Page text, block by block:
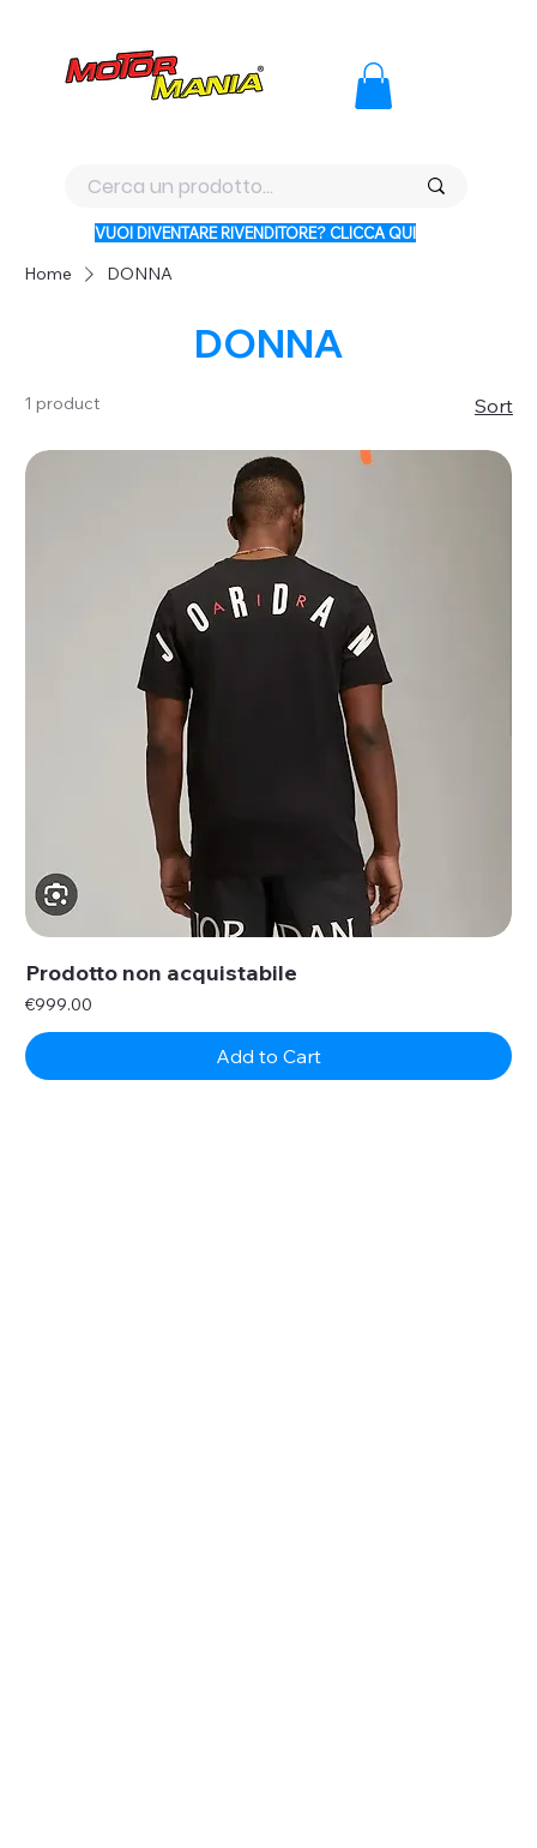
VUOI DIVENTARE RIVENDITORE? CLICCA QUI
Home DONNA
DONNA
1 product Sort
Prodotto non acquistabile
Price
€999.00
Add to Cart